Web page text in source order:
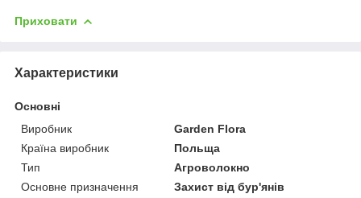
Приховати
Характеристики
Основні
Виробник
Garden Flora
Країна виробник
Польща
Тип
Агроволокно
Основне призначення
Захист від бур'янів